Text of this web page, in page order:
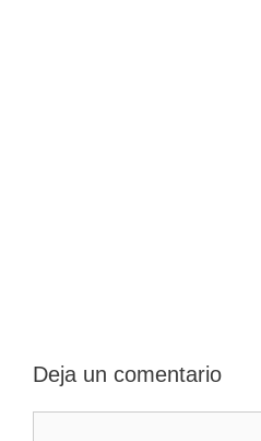
Deja un comentario